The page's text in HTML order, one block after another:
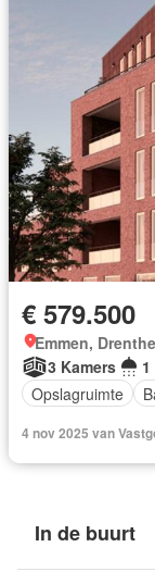
€ 579.500
Emmen, Drenthe
3 Kamers
Opslagruimte
4 nov 2025 van
In de buurt